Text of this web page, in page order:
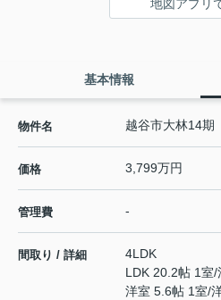
地図アプリ
基本情報
物件名 越谷市大林14
価格 3,799万円
管理費 -
間取り / 詳細
4LDK
LDK 20.2帖 1室/
洋室 5.6帖 1室/